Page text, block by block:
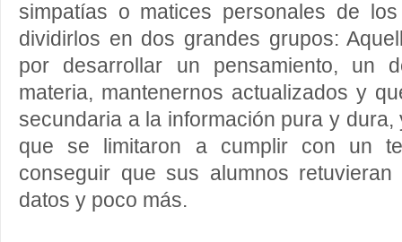
simpatías o matices personales de
dividirlos en dos grandes grupos:
por desarrollar un pensamiento, un
materia, mantenernos actualizados y
secundaria a la información pura y
que se limitaron a cumplir con un
conseguir que sus alumnos
datos y poco más.